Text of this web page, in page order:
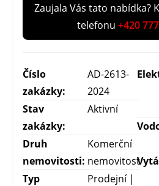
Zaujala Vás tato nabídka?
telefonu +420
Číslo
zakázky:
AD-2613-
2024
Stav
zakázky:
Aktivní
Druh
nemovitosti:
Komerční
nemovitost
Typ
Prodejní |